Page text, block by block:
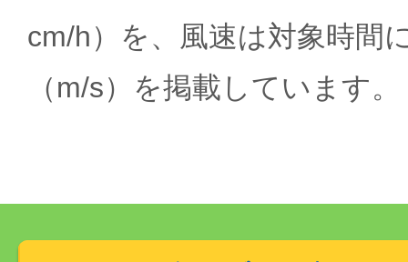
cm/h）を、風速は対象時間
（m/s）を掲載しています。